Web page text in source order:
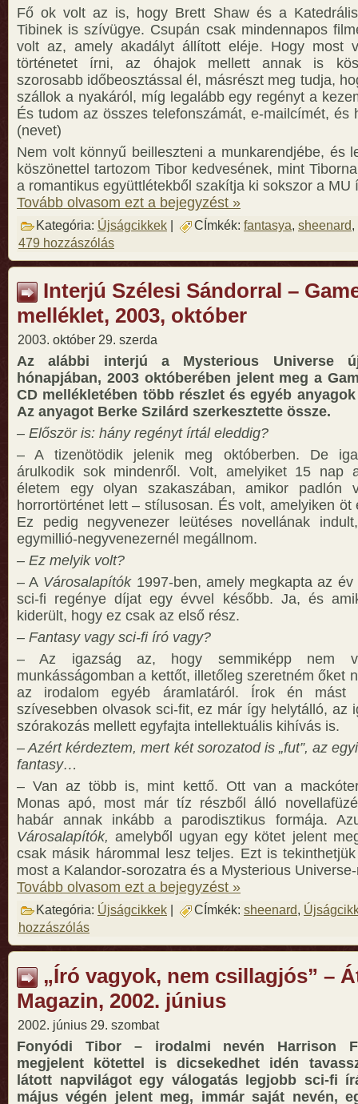
Fő ok volt az is, hogy Brett Shaw és a
Tibinek is szívügye. Csupán csak mindennapos
volt az, amely akadályt állított eléje. Hogy most
történetet írni, az óhajok mellett annak is
szorosabb időbeosztással él, másrészt meg tudja,
szállok a nyakáról, míg legalább egy regényt a
És tudom az összes telefonszámát, e-mailcímét,
(nevet)
Nem volt könnyű beilleszteni a munkarendjébe, és
köszönettel tartozom Tibor kedvesének, mint
a romantikus együttlétekből szakítja ki sokszor a MU
Tovább olvasom ezt a bejegyzést »
Kategória: Újságcikkek | CÍmkék: fantasya, sheenard,
479 hozzászólás
Interjú Szélesi Sándorral –
melléklet, 2003, október
2003. október 29. szerda
Az alábbi interjú a Mysterious Universe
hónapjában, 2003 októberében jelent meg a
CD mellékletében több részlet és egyéb
Az anyagot Berke Szilárd szerkesztette össze.
– Először is: hány regényt írtál eleddig?
– A tizenötödik jelenik meg októberben. De
árulkodik sok mindenről. Volt, amelyiket 15 nap
életem egy olyan szakaszában, amikor padlón
horrortörténet lett – stílusosan. És volt, amelyiken öt
Ez pedig negyvenezer leütéses novellának
egymillió-negyvenezernél megállnom.
– Ez melyik volt?
– A Városalapítók1997-ben, amely megkapta az év
sci-fi regénye díjat egy évvel később. Ja, és
kiderült, hogy ez csak az első rész.
– Fantasy vagy sci-fi író vagy?
– Az igazság az, hogy semmiképp nem
munkásságomban a kettőt, illetőleg szeretném őket
az irodalom egyéb áramlatáról. Írok én mást
szívesebben olvasok sci-fit, ez már így helytálló, az
szórakozás mellett egyfajta intellektuális kihívás is.
– Azért kérdeztem, mert két sorozatod is „fut”, az
fantasy…
– Van az több is, mint kettő. Ott van a
Monas apó, most már tíz részből álló
habár annak inkább a parodisztikus formája.
Városalapítók,amelyből ugyan egy kötet jelent
csak másik hárommal lesz teljes. Ezt is
most a Kalandor-sorozatra és a Mysterious
Tovább olvasom ezt a bejegyzést »
Kategória: Újságcikkek CÍmkék: sheenard,
hozzászólás
„Író vagyok, nem csillagjós” –
Magazin, 2002. június
2002. június 29. szombat
Fonyódi Tibor – irodalmi nevén Harrison
megjelent kötettel is dicsekedhet idén
látott napvilágot egy válogatás legjobb sci-fi
május végén jelent meg, immár saját nevén,